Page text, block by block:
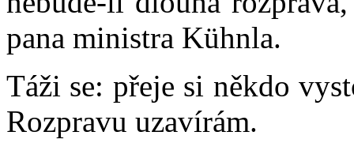
pana ministra Kühnla.
Táži se: přeje si někdo
Rozpravu uzavírám.